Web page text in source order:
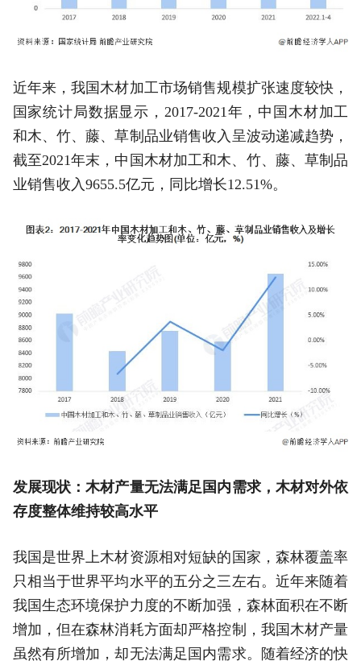
近年来，我国木材加工市场销售规模扩张速度较快，
国家统计局数据显示，2017-2021年，中国木材加工
和木、竹、藤、草制品业销售收入呈波动递减趋势，
截至2021年末，中国木材加工和木、竹、藤、草制品
业销售收入9655.5亿元，同比增长12.51%。
发展现状：木材产量无法满足国内需求，木材对外依
存度整体维持较高水平
我国是世界上木材资源相对短缺的国家，森林覆盖率
只相当于世界平均水平的五分之三左右。近年来随着
我国生态环境保护力度的不断加强，森林面积在不断
增加，但在森林消耗方面却严格控制，我国木材产量
虽然有所增加，却无法满足国内需求。随着经济的快